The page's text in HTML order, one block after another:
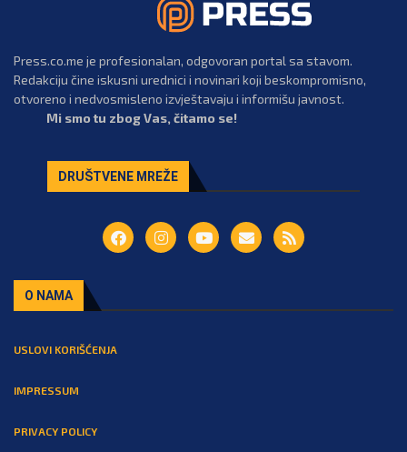
Press.co.me je profesionalan, odgovoran portal sa stavom.
Redakciju čine iskusni urednici i novinari koji beskompromisno,
otvoreno i nedvosmisleno izvještavaju i informišu javnost.
Mi smo tu zbog Vas, čitamo se!
DRUŠTVENE MREŽE
O NAMA
USLOVI KORIŠĆENJA
IMPRESSUM
PRIVACY POLICY